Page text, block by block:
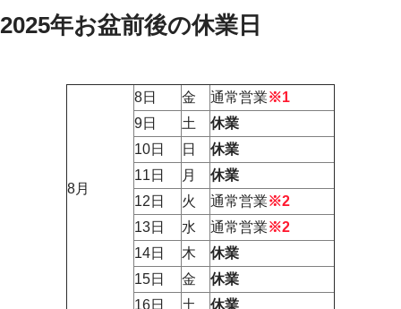
2025年お盆前後の休業日
8月
8日 金 通常営業※1
9日
土
休業
10日
日
休業
11日
月
休業
12日
火 通常営業※2
13日
水 通常営業※2
14日
木
休業
15日
金
休業
16日
土
休業